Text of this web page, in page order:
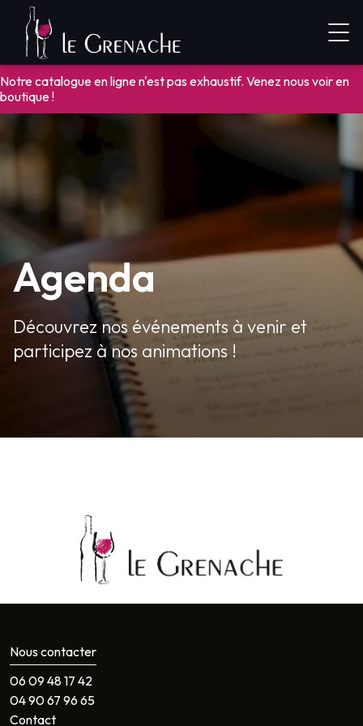
Notre catalogue en ligne n'est pas exhaustif. Venez nous voir en
boutique !
Agenda
Découvrez nos événements à venir et
participez à nos animations !
Nous contacter
06 09 48 17 42
04 90 67 96 65
Contact